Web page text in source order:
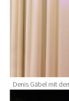
Denis Gäbel mit
Show larger